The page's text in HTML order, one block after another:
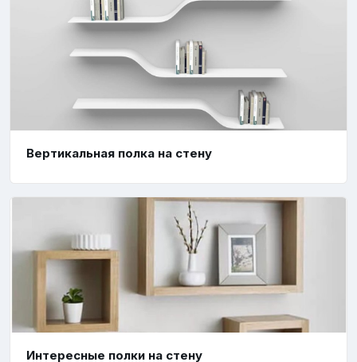
Вертикальная полка на стену
Интересные полки на стену